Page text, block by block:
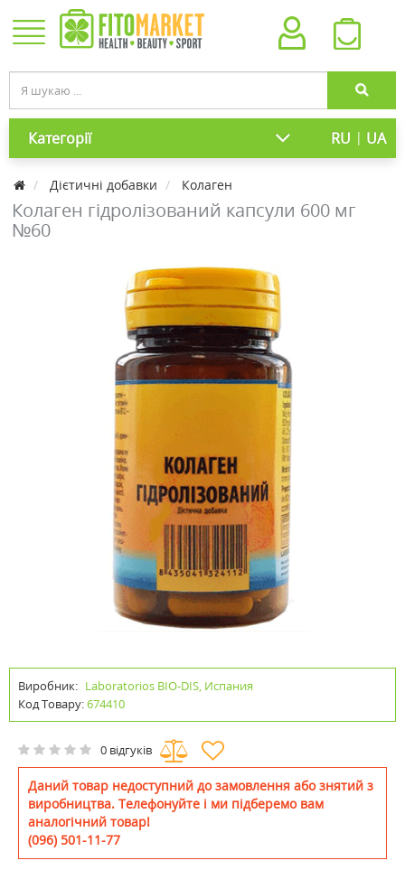
Категорії RU | UA
Дієтичні добавки Колаген
Колаген гідролізований капсули 600 мг
№60
Виробник: Laboratorios BIO-DIS, Испания
Код Товару:674410
0 відгуків
Даний товар недоступний до замовлення або знятий з
виробництва. Телефонуйте і ми підберемо вам
аналогічний товар!
(096) 501-11-77